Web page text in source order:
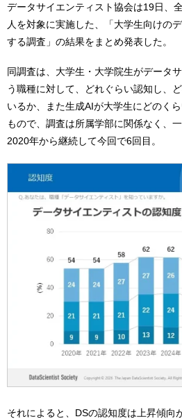
データサイエンティスト協会は19日、
人を対象に実施した、「大学生向けの
する調査」の結果をまとめ発表した。
同調査は、大学生・大学院生がデータ
う職種に対して、どれぐらい認知し、
いるか、また生成AIが大学生にどのく
もので、調査は所属学部に関係なく、
2020年から継続して今回で6回目。
それによると、DSの認知度は上昇傾向